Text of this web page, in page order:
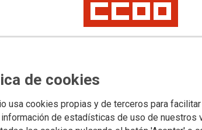
de cookies
usa cookies propias y de terceros para
de estadísticas de uso de nuestros